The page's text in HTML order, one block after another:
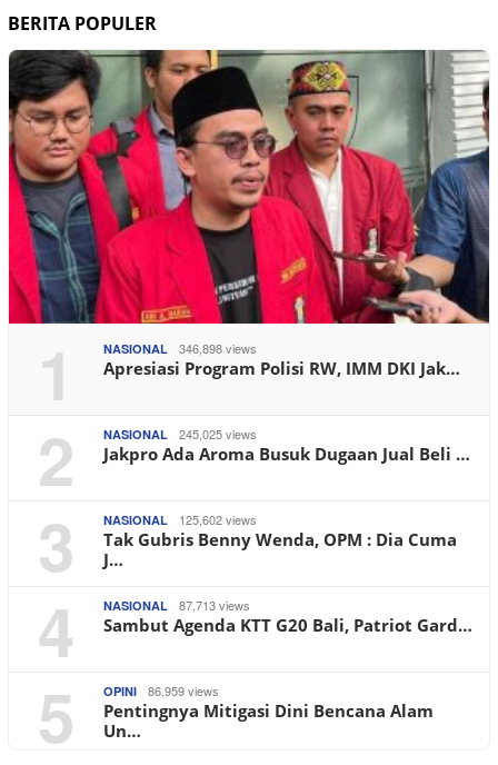
BERITA POPULER
1 NASIONAL 346,898 views
Apresiasi Program Polisi RW, IMM DKI Jak…
2 NASIONAL 245,025 views
Jakpro Ada Aroma Busuk Dugaan Jual Beli …
3 NASIONAL 125,602 views
Tak Gubris Benny Wenda, OPM : Dia Cuma
J…
4 NASIONAL 87,713 views
Sambut Agenda KTT G20 Bali, Patriot Gard…
5 OPINI 86,959 views
Pentingnya Mitigasi Dini Bencana Alam
Un…